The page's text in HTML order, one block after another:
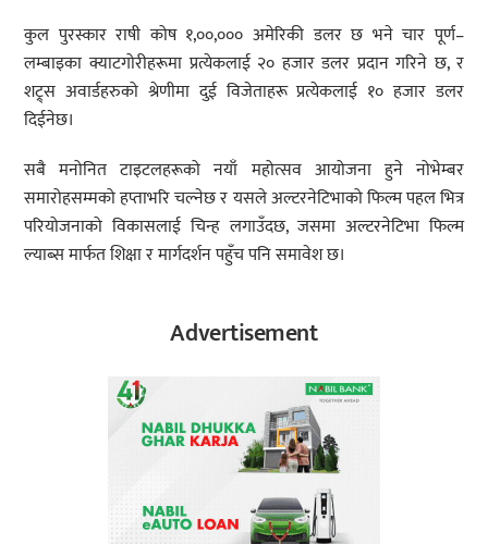
कुल पुरस्कार राषी कोष १,००,००० अमेरिकी डलर छ भने चार पूर्ण–
लम्बाइका क्याटगोरीहरूमा प्रत्येकलाई २० हजार डलर प्रदान गरिने छ, र
शट्र्स अवार्डहरुको श्रेणीमा दुई विजेताहरू प्रत्येकलाई १० हजार डलर
दिईनेछ।
सबै मनोनित टाइटलहरूको नयाँ महोत्सव आयोजना हुने नोभेम्बर
समारोहसम्मको हप्ताभरि चल्नेछ र यसले अल्टरनेटिभाको फिल्म पहल भित्र
परियोजनाको विकासलाई चिन्ह लगाउँदछ, जसमा अल्टरनेटिभा फिल्म
ल्याब्स मार्फत शिक्षा र मार्गदर्शन पहुँच पनि समावेश छ।
Advertisement